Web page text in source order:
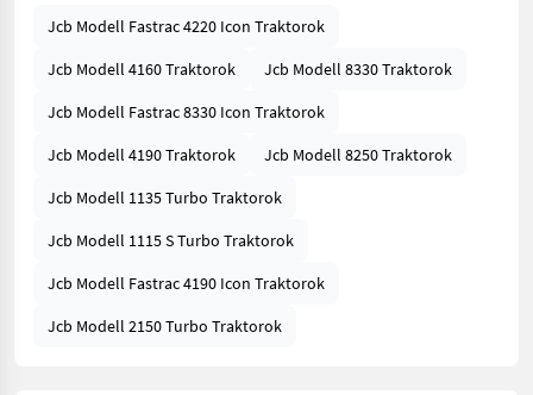
Jcb Modell Fastrac 4220 Icon Traktorok
Jcb Modell 4160 Traktorok
Jcb Modell 8330 Traktorok
Jcb Modell Fastrac 8330 Icon Traktorok
Jcb Modell 4190 Traktorok
Jcb Modell 8250 Traktorok
Jcb Modell 1135 Turbo Traktorok
Jcb Modell 1115 S Turbo Traktorok
Jcb Modell Fastrac 4190 Icon Traktorok
Jcb Modell 2150 Turbo Traktorok